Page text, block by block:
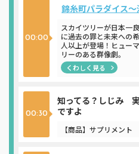
00:00
錦糸町パラダイス
スカイツリーが日本一
に過去の罪と未来への
人以上が登場！ヒュー
リーのある群像劇。
くわしく見る
00:30
知ってる？しじみ
ですよ
【商品】サプリメント